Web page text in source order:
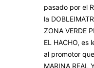
pasado por el
la
ZONA VERDE
EL HACHO, es
al promotor
MARINA REAL